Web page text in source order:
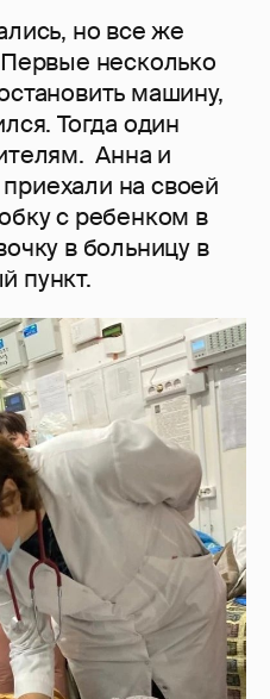
но все же
несколько
машину,
Тогда один
Анна и
на своей
с ребенком в
в больницу в
пункт.